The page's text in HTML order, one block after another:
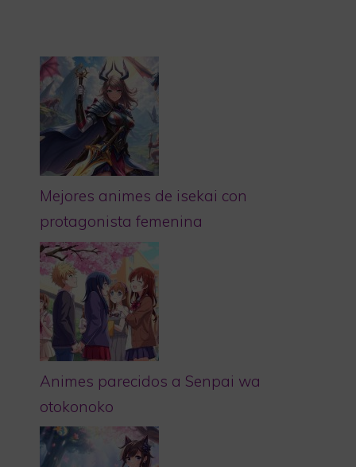
Mejores animes de isekai con
protagonista femenina
Animes parecidos a Senpai wa
otokonoko